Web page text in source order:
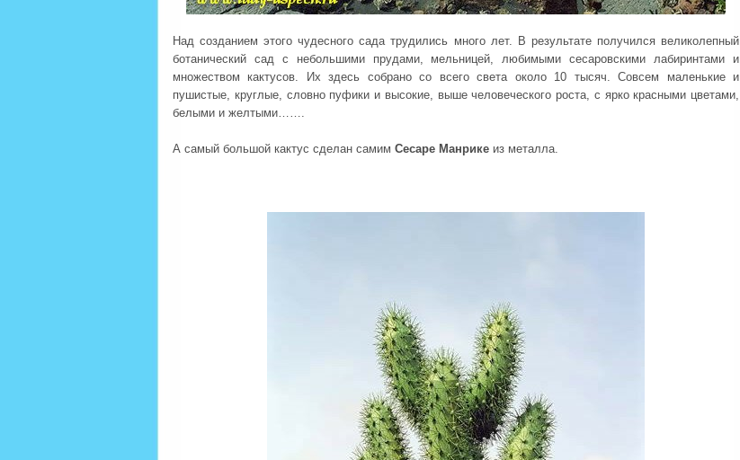
Над созданием этого чудесного сада трудились много лет. В результате получился великолепный
ботанический сад с небольшими прудами, мельницей, любимыми сесаровскими лабиринтами и
множеством кактусов. Их здесь собрано со всего света около 10 тысяч. Совсем маленькие и
пушистые, круглые, словно пуфики и высокие, выше человеческого роста, с ярко красными цветами,
белыми и желтыми…….
А самый большой кактус сделан самим Сесаре Манрике из металла.